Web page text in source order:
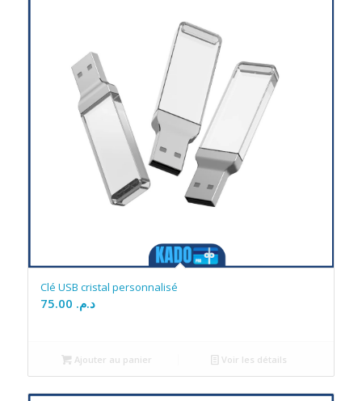
Clé USB cristal personnalisé
د.م.
Ajouter au panier Voir les détails